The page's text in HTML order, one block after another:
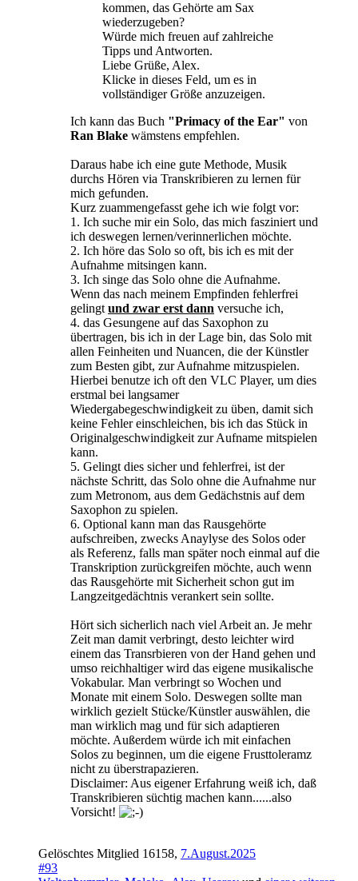
kommen, das Gehörte am Sax
wiederzugeben?
Würde mich freuen auf zahlreiche
Tipps und Antworten.
Liebe Grüße, Alex.
Klicke in dieses Feld, um es in
vollständiger Größe anzuzeigen.
Ich kann das Buch "Primacy of the Ear" von
Ran Blake wämstens empfehlen.
Daraus habe ich eine gute Methode, Musik
durchs Hören via Transkribieren zu lernen für
mich gefunden.
Kurz zuammengefasst gehe ich wie folgt vor:
1. Ich suche mir ein Solo, das mich fasziniert und
ich deswegen lernen/verinnerlichen möchte.
2. Ich höre das Solo so oft, bis ich es mit der
Aufnahme mitsingen kann.
3. Ich singe das Solo ohne die Aufnahme.
Wenn das nach meinem Empfinden fehlerfrei
gelingt und zwar erst dann versuche ich,
4. das Gesungene auf das Saxophon zu
übertragen, bis ich in der Lage bin, das Solo mit
allen Feinheiten und Nuancen, die der Künstler
zum Besten gibt, zur Aufnahme mitzuspielen.
Hierbei benutze ich oft den VLC Player, um dies
erstmal bei langsamer
Wiedergabegeschwindigkeit zu üben, damit sich
keine Fehler einschleichen, bis ich das Stück in
Originalgeschwindigkeit zur Aufname mitspielen
kann.
5. Gelingt dies sicher und fehlerfrei, ist der
nächste Schritt, das Solo ohne die Aufnahme nur
zum Metronom, aus dem Gedächstnis auf dem
Saxophon zu spielen.
6. Optional kann man das Rausgehörte
aufschreiben, zwecks Anaylyse des Solos oder
als Referenz, falls man später noch einmal auf die
Transkription zurückgreifen möchte, auch wenn
das Rausgehörte mit Sicherheit schon gut im
Langzeitgedächtnis verankert sein sollte.
Hört sich sicherlich nach viel Arbeit an. Je mehr
Zeit man damit verbringt, desto leichter wird
einem das Transrbieren von der Hand gehen und
umso reichhaltiger wird das eigene musikalische
Vokabular. Man verbringt so Wochen und
Monate mit einem Solo. Deswegen sollte man
wirklich gezielt Stücke/Künstler auswählen, die
man wirklich mag und für sich adaptieren
möchte. Außerdem würde ich mit einfachen
Solos zu beginnen, um die eigene Frusttoleramz
nicht zu überstrapazieren.
Disclaimer: Aus eigener Erfahrung weiß ich, daß
Transkribieren süchtig machen kann......also
Vorsicht!
Gelöschtes Mitglied 16158, 7.August.2025
#93